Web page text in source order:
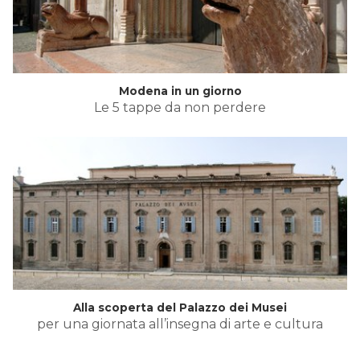
Modena in un giorno
Le 5 tappe da non perdere
Alla scoperta del Palazzo dei Musei
per una giornata all’insegna di arte e cultura